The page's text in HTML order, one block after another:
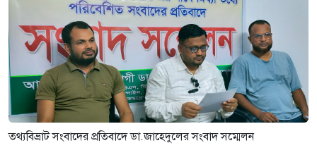
তথ্যবিভ্রাট সংবাদের প্রতিবাদে ডা.জাহেদুলের সংবাদ সম্মেলন